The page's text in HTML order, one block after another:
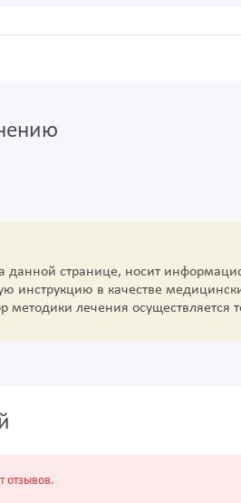
данной странице, носит
инструкцию в качестве
методики лечения
отзывов.